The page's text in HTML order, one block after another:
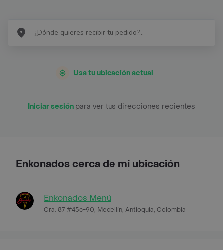
Usa tu ubicación actual
Iniciar sesión para ver tus direcciones recientes
Enkonados cerca de mi ubicación
Enkonados Menú
Cra. 87 #45c-90, Medellín, Antioquia, Colombia